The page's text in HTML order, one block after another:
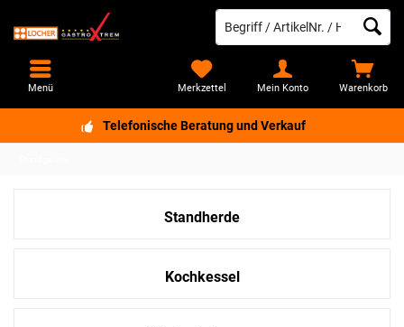
Telefonische Beratung und Verkauf
Warenkorb
Merkzettel Mein Konto
Menü
Standherde
Kochkessel